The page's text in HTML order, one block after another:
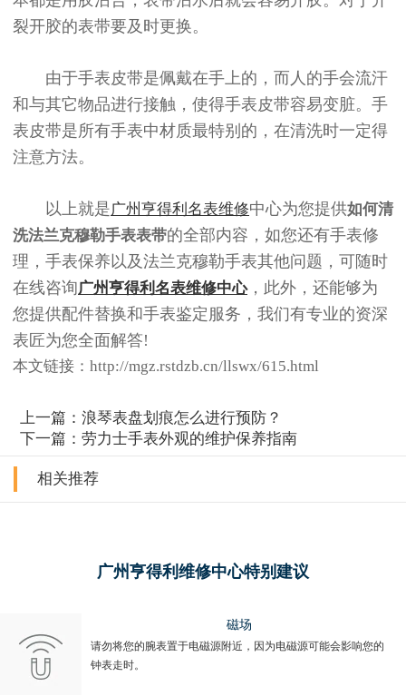
裂开胶的表带要及时更换。
由于手表皮带是佩戴在手上的，而人的手会流汗
和与其它物品进行接触，使得手表皮带容易变脏。手
表皮带是所有手表中材质最特别的，在清洗时一定得
注意方法。
以上就是广州亨得利名表维修中心为您提供如何清
洗法兰克穆勒手表表带的全部内容 ，如您还有手表修
理，手表保养以及法兰克穆勒手表其他问题，可随时
在线咨询广州亨得利名表维修中心，此外，还能够为
您提供配件替换和手表鉴定服务，我们有专业的资深
表匠为您全面解答!
本文链接：http://mgz.rstdzb.cn/llswx/615.html
上一篇：浪琴表盘划痕怎么进行预防？
下一篇：劳力士手表外观的维护保养指南
相关推荐
广州亨得利维修中心特别建议
磁场
请勿将您的腕表置于电磁源附近，因为电磁源可能会影响您的
钟表走时。